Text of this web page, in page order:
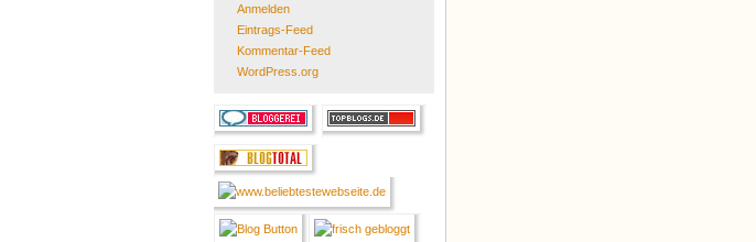
Anmelden
Eintrags-Feed
Kommentar-Feed
WordPress.org